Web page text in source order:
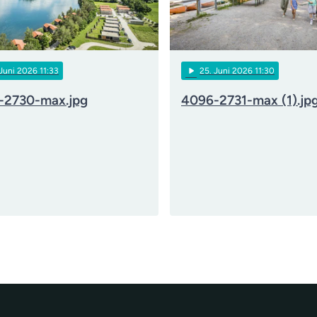
2026 11:33
max.jpg
play_arrow 25. Juni 2026 11:30
4096-2731-max